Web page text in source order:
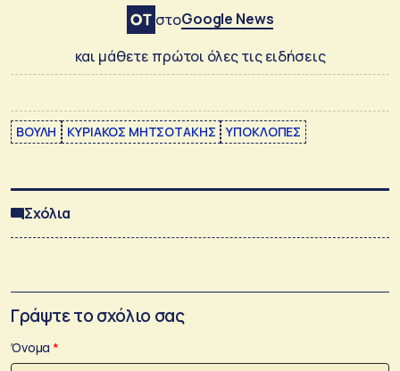
στοGoogle News
και μάθετε πρώτοι όλες τις ειδήσεις
ΒΟΥΛΗ ΚΥΡΙΑΚΟΣ ΜΗΤΣΟΤΑΚΗΣ ΥΠΟΚΛΟΠΕΣ
Σχόλια
Γράψτε το σχόλιο σας
Όνομα